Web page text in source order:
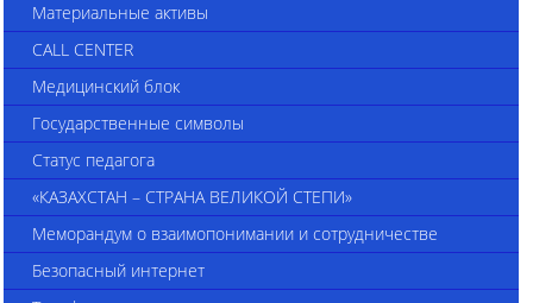
Материальные активы
CALL CENTER
Медицинский блок
Государственные символы
Статус педагога
«КАЗАХСТАН – СТРАНА ВЕЛИКОЙ СТЕПИ»
Меморандум о взаимопонимании и сотрудничестве
Безопасный интернет